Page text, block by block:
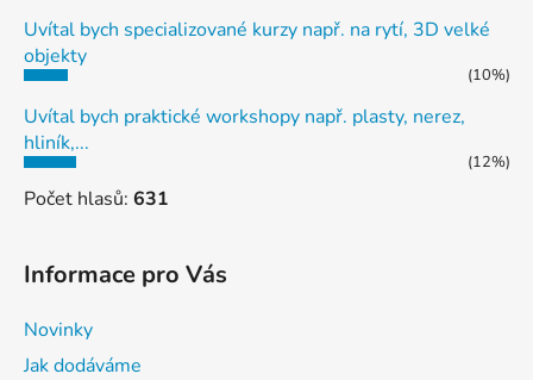
Uvítal bych specializované kurzy např. na rytí, 3D velké
objekty
(10%)
Uvítal bych praktické workshopy např. plasty, nerez,
hliník,...
(12%)
Počet hlasů: 631
Informace pro Vás
Novinky
Jak dodáváme